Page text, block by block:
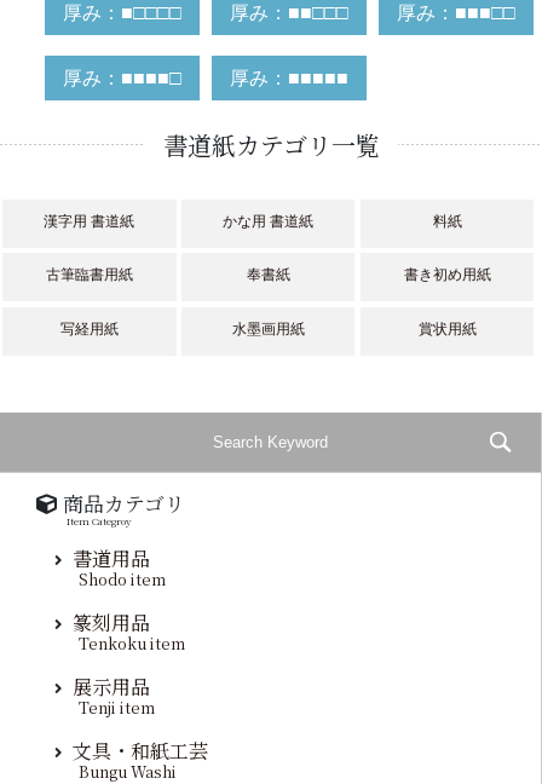
厚み：■□□□□ 厚み：■■□□□ 厚み：■■■□□
厚み：■■■■□ 厚み：■■■■■
書道紙カテゴリ一覧
漢字用 書道紙 かな用 書道紙 料紙
古筆臨書用紙 奉書紙 書き初め用紙
写経用紙 水墨画用紙 賞状用紙
商品カテゴリ
Item Categroy
書道用品
Shodo item
篆刻用品
Tenkoku item
展示用品
Tenji item
文具・和紙工芸
Bungu Washi